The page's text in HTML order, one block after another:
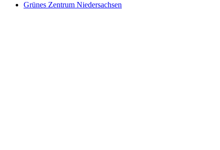
Grünes Zentrum Niedersachsen